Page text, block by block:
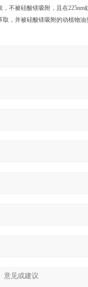
不被硅酸镁吸附，且在225nm
，并被硅酸镁吸附的动植物